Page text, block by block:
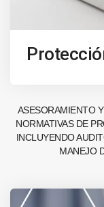
ASESORAMIENTO
NORMATIVAS DE
INCLUYENDO
MANEJO